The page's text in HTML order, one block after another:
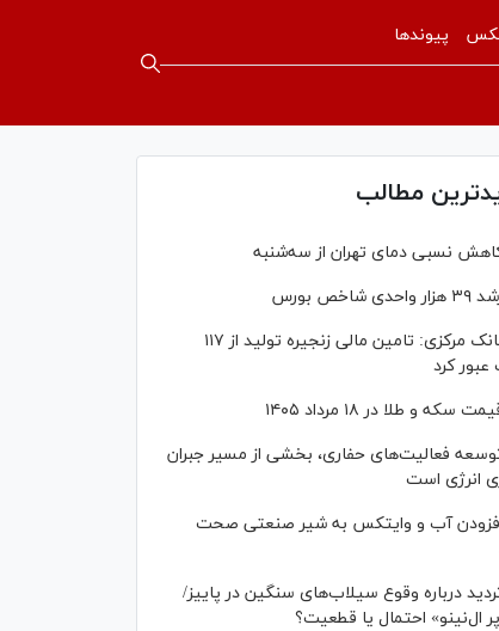
پیوندها
مطالب
نسبی دمای تهران از سه‌شنبه
واحدی شاخص بورس
بانک مرکزی: تامین مالی زنجیره تولید از ۱۱۷
کرد
سکه و طلا در ۱۸ مرداد ۱۴۰۵
فعالیت‌های حفاری، بخشی از مسیر جبران
انرژی است
آب و وایتکس به شیر صنعتی صحت
درباره وقوع سیلاب‌های سنگین در پاییز/
ال‌نینو» احتمال یا قطعیت؟